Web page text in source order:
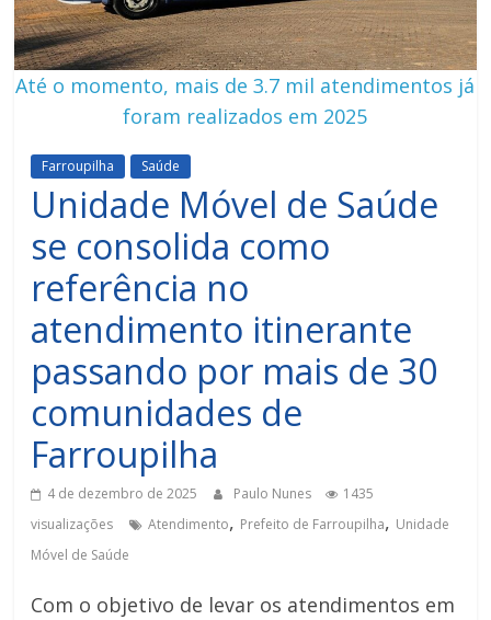
Até o momento, mais de 3.7 mil atendimentos já
foram realizados em 2025
Farroupilha Saúde
Unidade Móvel de Saúde
se consolida como
referência no
atendimento itinerante
passando por mais de 30
comunidades de
Farroupilha
4 de dezembro de 2025 Paulo Nunes
1435
visualizações
Atendimento, Prefeito de Farroupilha, Unidade
Móvel de Saúde
Com o objetivo de levar os atendimentos em